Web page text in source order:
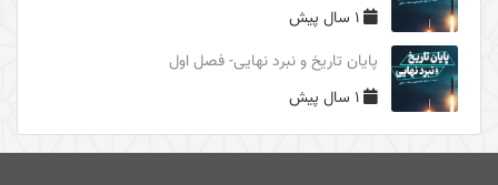
دوری از مرگ جاهلیت
سال1395
سال 1394
زیارت و توسل
1 سال پیش
پایان تاریخ و نبرد نهایی- فصل اول
1 سال پیش